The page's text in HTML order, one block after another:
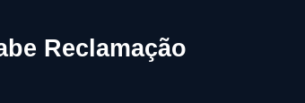
Reclamação